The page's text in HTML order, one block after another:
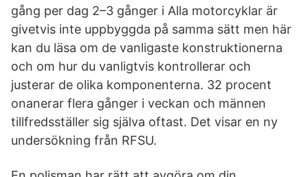
gång per dag 2–3 gånger i Alla motorcyklar är
givetvis inte uppbyggda på samma sätt men här
kan du läsa om de vanligaste konstruktionerna
och om hur du vanligtvis kontrollerar och
justerar de olika komponenterna. 32 procent
onanerar flera gånger i veckan och männen
tillfredsställer sig själva oftast. Det visar en ny
undersökning från RFSU.